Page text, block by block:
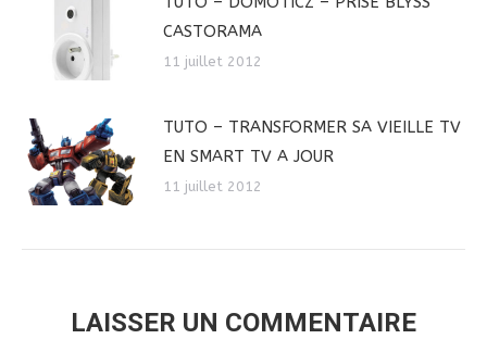
CASTORAMA
11 juillet 2012
TUTO – TRANSFORMER SA VIEILLE TV
EN SMART TV A JOUR
11 juillet 2012
LAISSER UN COMMENTAIRE